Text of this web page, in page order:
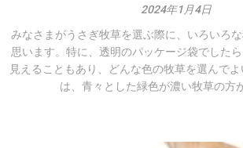
2024年1月4日
みなさまがうさぎ牧草を選ぶ際に、いろいろ
思います。特に、透明のパッケージ袋でした
見えることもあり、どんな色の牧草を選んで
は、青々とした緑色が濃い牧草の方